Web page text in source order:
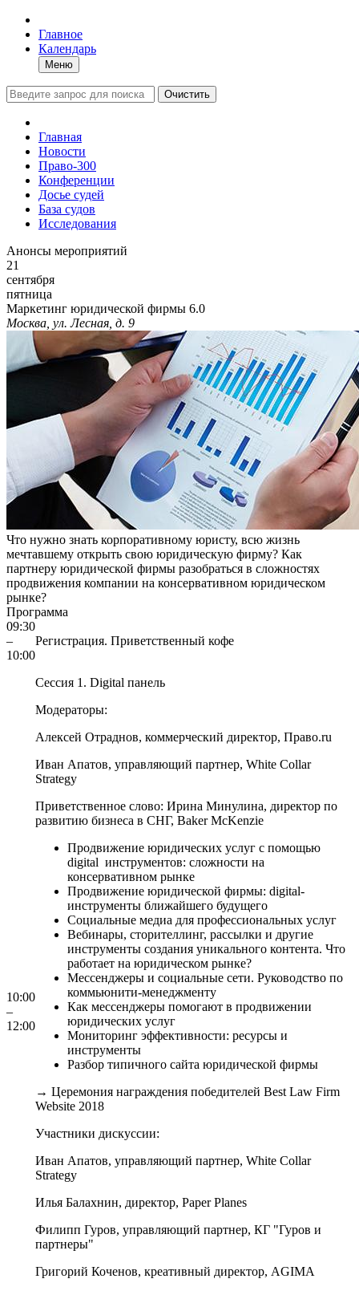
Главное
Календарь
Меню
Очистить
Главная
Новости
Право-300
Конференции
Досье судей
База судов
Исследования
Анонсы мероприятий
21
сентября
пятница
Маркетинг юридической фирмы 6.0
Москва, ул. Лесная, д. 9
Что нужно знать корпоративному юристу, всю жизнь
мечтавшему открыть свою юридическую фирму? Как
партнеру юридической фирмы разобраться в сложностях
продвижения компании на консервативном юридическом
рынке?
Программа
09:30
–
10:00
Регистрация. Приветственный кофе
10:00
–
12:00
Сессия 1. Digital панель
Модераторы:
Алексей Отраднов, коммерческий директор, Право.ru
Иван Апатов, управляющий партнер, White Collar
Strategy
Приветственное слово: Ирина Минулина, директор по
развитию бизнеса в СНГ, Baker McKenzie
Продвижение юридических услуг с помощью
digital инструментов: сложности на
консервативном рынке
Продвижение юридической фирмы: digital-
инструменты ближайшего будущего
Социальные медиа для профессиональных услуг
Вебинары, сторителлинг, рассылки и другие
инструменты создания уникального контента. Что
работает на юридическом рынке?
Мессенджеры и социальные сети. Руководство по
коммьюнити-менеджменту
Как мессенджеры помогают в продвижении
юридических услуг
Мониторинг эффективности: ресурсы и
инструменты
Разбор типичного сайта юридической фирмы
→ Церемония награждения победителей Best Law Firm
Website 2018
Участники дискуссии:
Иван Апатов, управляющий партнер, White Collar
Strategy
Илья Балахнин, директор, Paper Planes
Филипп Гуров, управляющий партнер, КГ "Гуров и
партнеры"
Григорий Коченов, креативный директор, AGIMA